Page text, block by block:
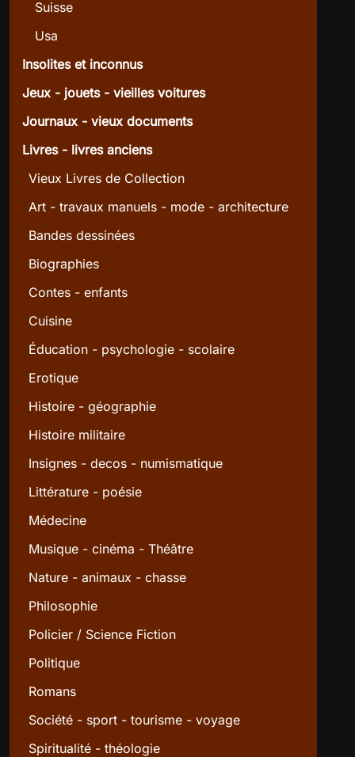
Suisse
Usa
Insolites et inconnus
Jeux - jouets - vieilles voitures
Journaux - vieux documents
Livres - livres anciens
Vieux Livres de Collection
Art - travaux manuels - mode - architecture
Bandes dessinées
Biographies
Contes - enfants
Cuisine
Éducation - psychologie - scolaire
Erotique
Histoire - géographie
Histoire militaire
Insignes - decos - numismatique
Littérature - poésie
Médecine
Musique - cinéma - Théâtre
Nature - animaux - chasse
Philosophie
Policier / Science Fiction
Politique
Romans
Société - sport - tourisme - voyage
Spiritualité - théologie